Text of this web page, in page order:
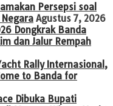
Persepsi soal
Agustus 7, 2026
Dongkrak Banda
dan Jalur Rempah
Rally Internasional,
to Banda for
Dibuka Bupati